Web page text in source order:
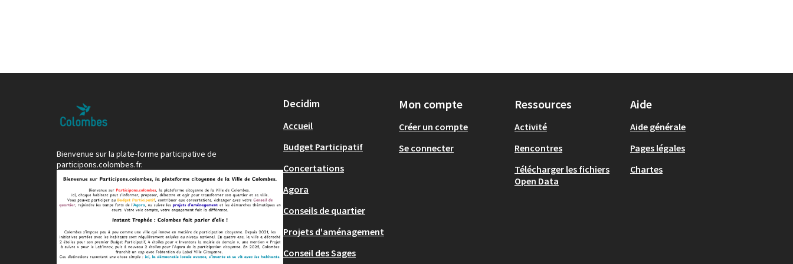
Bienvenue sur la plate-forme participative de
participons.colombes.fr.
Decidim
Accueil
Budget Participatif
Concertations
Agora
Conseils de quartier
Projets d'aménagement
Conseil des Sages
Mon compte
Créer un compte
Se connecter
Ressources
Activité
Rencontres
Télécharger les fichiers
Open Data
Aide
Aide générale
Pages légales
Chartes